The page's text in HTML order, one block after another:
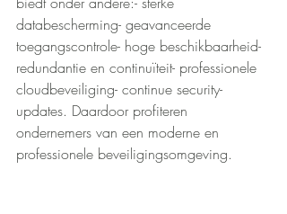
databescherming- geavanceerde
toegangscontrole- hoge beschikbaarheid-
redundantie en continuïteit- professionele
cloudbeveiliging- continue security-
updates. Daardoor profiteren
ondernemers van een moderne en
professionele beveiligingsomgeving.